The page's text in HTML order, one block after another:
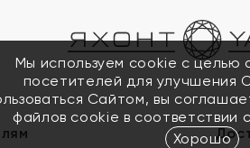
Мы используем cookie с целью
посетителей для улучшения
Сайтом, вы
файлов cookie в соответствии
Хорошо